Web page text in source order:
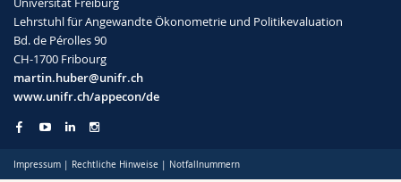
Math.-Nat. und Med. Fak.
Interfakultär
Mitarbeitende
Doktorierende
Webmail
Vorlesungsverzeichnis
Lehrstuhl für Angewandte Ökonometrie und Politikevaluation
Bd. de Pérolles 90
CH-1700 Fribourg
martin.huber@unifr.ch
www.unifr.ch/appecon/de
Impressum | Rechtliche Hinweise | Notfallnummern